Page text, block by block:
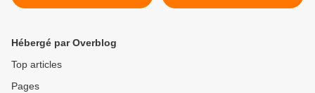
Hébergé par Overblog
Top articles
Pages